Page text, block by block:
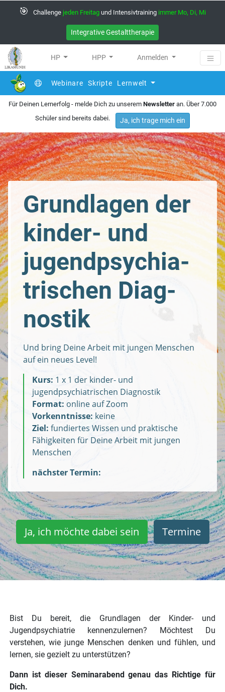
🎯 Challenge jeden Freitag und Intensivtraining immer Mo, Di, Mi
Integrative Gestalttherapie
HP HPP Anmelden
Webinare Skripte Lernwelt
Für Deinen Lernerfolg - melde Dich zu unserem Newsletter an. Über 7.000
Schüler sind bereits dabei.
Ja, ich trage mich ein
Grundlagen der
kinder- und
jugend­psychia­
trischen Diag­
nostik
Und bring Deine Arbeit mit jungen Menschen
auf ein neues Level!
Kurs: 1 x 1 der kinder- und
jugendpsychiatrischen Diagnostik
Format: online auf Zoom
Vorkenntnisse: keine
Ziel: fundiertes Wissen und praktische
Fähigkeiten für Deine Arbeit mit jungen
Menschen
nächster Termin:
Ja, ich möchte dabei sein Termine
Bist Du bereit, die Grundlagen der Kinder- und
Jugendpsychiatrie kennenzulernen? Möchtest Du
verstehen, wie junge Menschen denken und fühlen, und
lernen, sie gezielt zu unterstützen?
Dann ist dieser Seminarabend genau das Richtige für
Dich.